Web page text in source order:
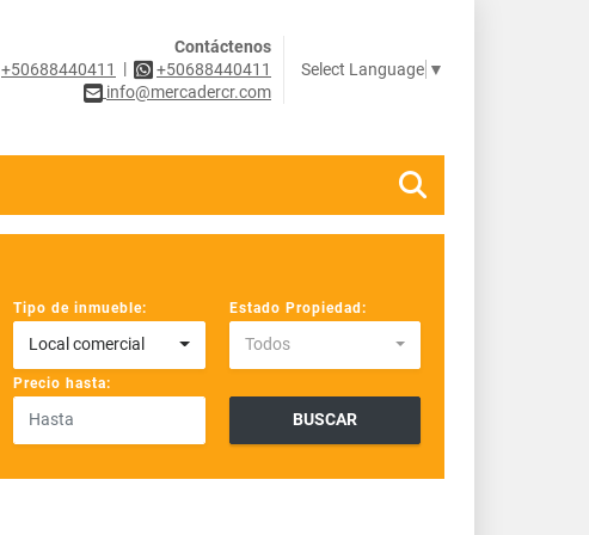
Contáctenos
+50688440411
|
+50688440411
info@mercadercr.com
Select Language ▼
Tipo de inmueble:
Local comercial
Estado Propiedad:
Todos
Precio hasta:
BUSCAR